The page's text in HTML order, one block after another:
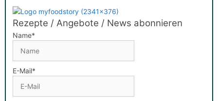
Rezepte / Angebote / News abonnieren
Name*
E-Mail*